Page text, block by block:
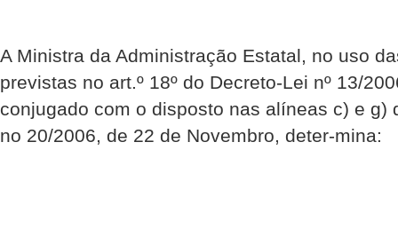
A Ministra da Administração Estatal, no uso
previstas no art.º 18º do Decreto-Lei nº 13/
conjugado com o disposto nas alíneas c) e g)
no 20/2006, de 22 de Novembro, deter-mina: